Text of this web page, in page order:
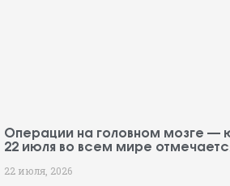
Операции на головном мозге —
22 июля во всем мире
22 июля, 2026